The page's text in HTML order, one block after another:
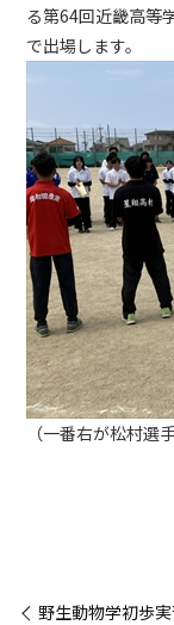
る第64回近畿高等
で出場します。
（一番右が松村選
« 野生動物学初歩